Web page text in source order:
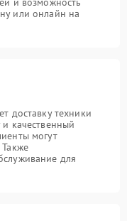
или онлайн на
доставку техники
качественный
могут
для